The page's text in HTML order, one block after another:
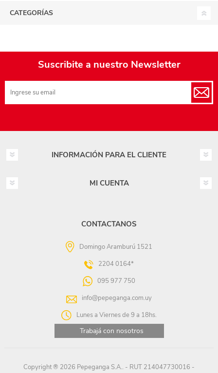
CATEGORÍAS
Suscribite a nuestro Newsletter
INFORMACIÓN PARA EL CLIENTE
MI CUENTA
CONTACTANOS
Domingo Aramburú 1521
2204 0164*
095 977 750
info@pepeganga.com.uy
Lunes a Viernes de 9 a 18hs.
Trabajá con nosotros
Copyright ® 2026 Pepeganga S.A.. - RUT 214047730016 -